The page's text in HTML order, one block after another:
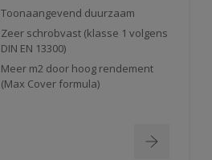
Toonaangevend duurzaam
Zeer schrobvast (klasse 1 volgens
DIN EN 13300)
Meer m2 door hoog rendement
(Max Cover formula)